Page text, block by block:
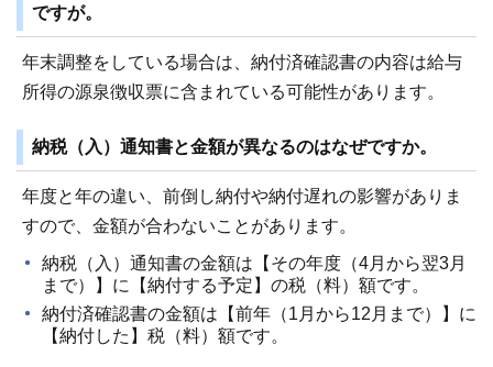
ですが。
年末調整をしている場合は、納付済確認書の内容は給与
所得の源泉徴収票に含まれている可能性があります。
納税（入）通知書と金額が異なるのはなぜですか。
年度と年の違い、前倒し納付や納付遅れの影響がありま
すので、金額が合わないことがあります。
納税（入）通知書の金額は【その年度（4月から翌3月
まで）】に【納付する予定】の税（料）額です。
納付済確認書の金額は【前年（1月から12月まで）】に
【納付した】税（料）額です。